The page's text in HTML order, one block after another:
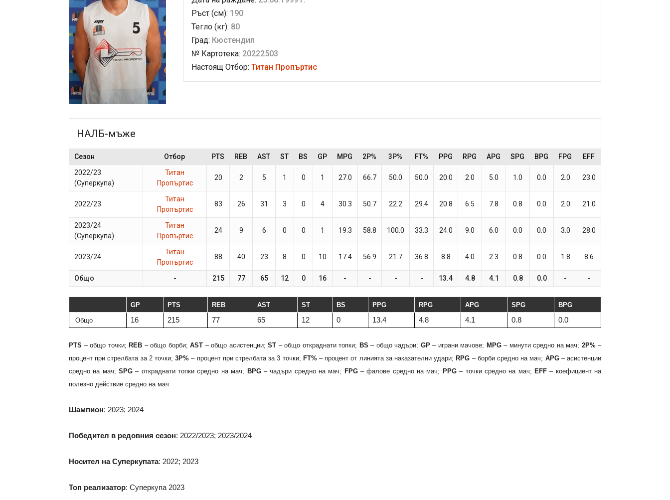
Ръст (см): 190
Тегло (кг): 80
Град: Кюстендил
№ Картотека: 20222503
Настоящ Отбор: Титан Пропъртис
НАЛБ-мъже
Сезон Отбор PTS REB AST ST BS GP MPG 2P% 3P% FT% PPG RPG APG SPG BPG FPG
EFF
2022/23
(Суперкупа)
Титан
Пропъртис
20 2 5 1 0 1 27.0 66.7 50.0 50.0 20.0 2.0 5.0 1.0 0.0 2.0 23.0
2022/23
Титан
Пропъртис
83 26 31 3 0 4 30.3 50.7 22.2 29.4 20.8 6.5 7.8 0.8 0.0 2.0 21.0
2023/24
(Суперкупа)
Титан
Пропъртис
24 9 6 0 0 1 19.3 58.8 100.0 33.3 24.0 9.0 6.0 0.0 0.0 3.0 28.0
2023/24
Титан
Пропъртис
88 40 23 8 0 10 17.4 56.9 21.7 36.8 8.8 4.0 2.3 0.8 0.0 1.8 8.6
Общо - 215 77 65 12 0 16 - - - - 13.4 4.8 4.1 0.8 0.0 - -
GP PTS REB AST ST BS PPG RPG APG SPG BPG
Общо 16 215 77 65 12 0 13.4 4.8 4.1 0.8 0.0
PTS – общо точки; REB – общо борби; AST – общо асистенции; ST – общо откраднати топки; BS – общо чадъри; GP– играни мачове; MPG– минути средно на мач; 2P%–
процент при стрелбата за 2 точки;3P% – процент при стрелбата за 3 точки; FT%– процент от линията за наказателни удари;RPG – борби средно на мач; APG– асистенции
средно на мач;SPG – откраднати топки средно на мач; BPG– чадъри средно на мач; FPG– фалове средно на мач; PPG– точки средно на мач; EFF– коефициент на
полезно действие средно на мач
Шампион: 2023; 2024
Победител в редовния сезон: 2022/2023; 2023/2024
Носител на Суперкупата: 2022; 2023
Топ реализатор: Суперкупа 2023